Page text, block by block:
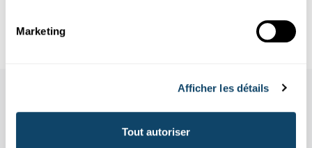
Marketing
Afficher les détails
Tout autoriser
University of Luxembourg
Aussi dans cette rubrique